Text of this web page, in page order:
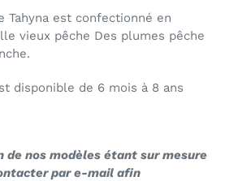
Tahyna est confectionné en
vieux pêche Des plumes pêche
disponible de 6 mois à 8 ans
de nos modèles étant sur mesure
par e-mail afin